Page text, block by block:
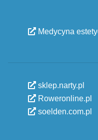
Medycyna
sklep.narty.pl
Roweronline.pl
soelden.com.pl